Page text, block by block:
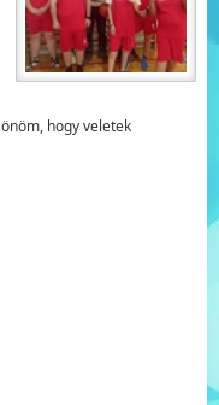
hogy veletek